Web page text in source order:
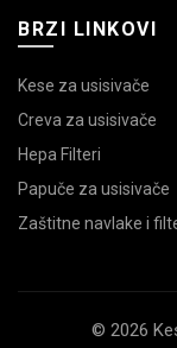
BRZI LINKOVI
Kese za usisivače
Creva za usisivače
Hepa Filteri
Papuče za usisivače
Zaštitne navlake i
© 2026